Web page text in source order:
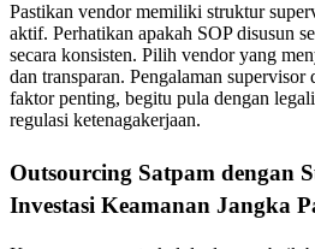
Pastikan vendor memiliki struktur
aktif. Perhatikan apakah SOP disusun
secara konsisten. Pilih vendor yang
dan transparan. Pengalaman
faktor penting, begitu pula dengan
regulasi ketenagakerjaan.
Outsourcing Satpam dengan
Investasi Keamanan Jangka